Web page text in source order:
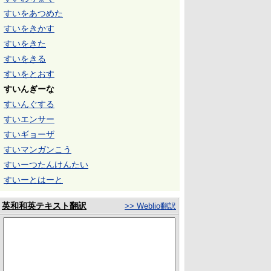
すいをあつめた
すいをきかす
すいをきた
すいをきる
すいをとおす
すいんぎーな
すいんぐする
すいエンサー
すいギョーザ
すいマンガンこう
すいーつたんけんたい
すいーとはーと
英和和英テキスト翻訳 >> Weblio翻訳